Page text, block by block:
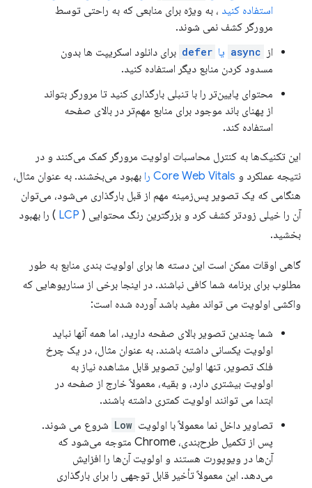
استفاده کنید ، به ویژه برای منابعی که به راحتی توسط
مرورگر کشف نمی شوند.
از async یا defer برای دانلود اسکریپت ها بدون
مسدود کردن منابع دیگر استفاده کنید.
محتوای پایین‌تر را با تنبلی بارگذاری کنید تا مرورگر بتواند
از پهنای باند موجود برای منابع مهم‌تر در بالای صفحه
استفاده کند.
این تکنیک‌ها به کنترل محاسبات اولویت مرورگر کمک می‌کنند و در
نتیجه عملکرد و Core Web Vitals را
بهبود می‌بخشند. به عنوان مثال،
هنگامی که یک تصویر پس‌زمینه مهم از قبل بارگذاری می‌شود، می‌توان
آن را خیلی زودتر کشف کرد و بزرگترین رنگ محتوایی ( LCP ) را بهبود
بخشید.
گاهی اوقات ممکن است این دسته ها برای اولویت بندی منابع به طور
مطلوب برای برنامه شما کافی نباشند. در اینجا برخی از سناریوهایی که
واکشی اولویت می تواند مفید باشد آورده شده است:
شما چندین تصویر بالای صفحه دارید، اما همه آنها نباید
اولویت یکسانی داشته باشند. به عنوان مثال، در یک چرخ
فلک تصویر، تنها اولین تصویر قابل مشاهده نیاز به
اولویت بیشتری دارد، و بقیه، معمولاً خارج از صفحه در
ابتدا می توانند اولویت کمتری داشته باشند.
تصاویر داخل نما معمولاً با اولویت Low شروع می شوند.
پس از تکمیل طرح‌بندی، Chrome متوجه می‌شود که
آن‌ها در ویوپورت هستند و اولویت آن‌ها را افزایش
می‌دهد. این معمولاً تأخیر قابل توجهی را برای بارگذاری